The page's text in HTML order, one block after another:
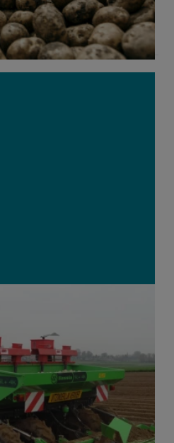
waarschuwt:
aardappelen
op dit moment kan de
pootgoed te gebruiken. Maar
zij daarmee een groot risico